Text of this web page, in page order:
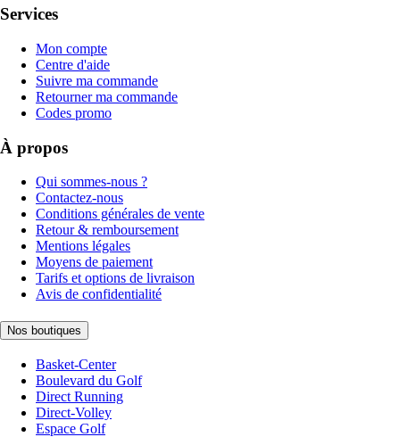
Services
Mon compte
Centre d'aide
Suivre ma commande
Retourner ma commande
Codes promo
À propos
Qui sommes-nous ?
Contactez-nous
Conditions générales de vente
Retour & remboursement
Mentions légales
Moyens de paiement
Tarifs et options de livraison
Avis de confidentialité
Nos boutiques
Basket-Center
Boulevard du Golf
Direct Running
Direct-Volley
Espace Golf